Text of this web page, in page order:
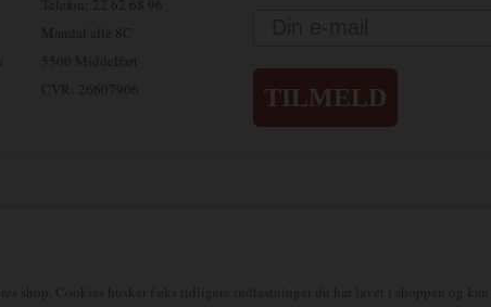
Telefon: 22 62 68 96
Mandal alle 8C
5500 Middelfart
CVR: 26607906
TILMELD